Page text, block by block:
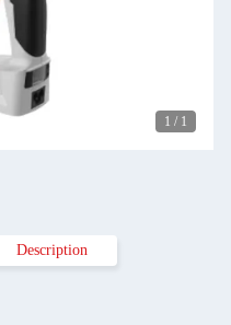
1 / 1
Description